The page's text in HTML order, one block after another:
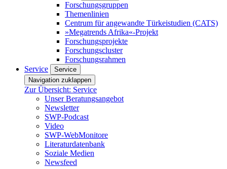
Forschungsgruppen
Themenlinien
Centrum für angewandte Türkeistudien (CATS)
»Megatrends Afrika«-Projekt
Forschungsprojekte
Forschungscluster
Forschungsrahmen
Service
Service
Navigation zuklappen
Zur Übersicht: Service
Unser Beratungsangebot
Newsletter
SWP-Podcast
Video
SWP-WebMonitore
Literaturdatenbank
Soziale Medien
Newsfeed